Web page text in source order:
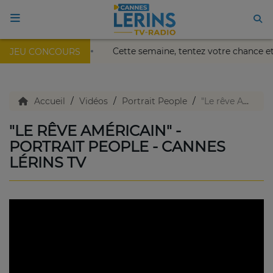
JEU CONCOURS
Nikaïa de Nice ! Cette semaine, tentez votre
TV en direct
Replay TV
Accueil Vidéos Portrait People "Le rêve Américain" - Portrait People - Cannes Lérins TV
"LE RÊVE AMÉRICAIN" -
PORTRAIT PEOPLE - CANNES
LÉRINS TV